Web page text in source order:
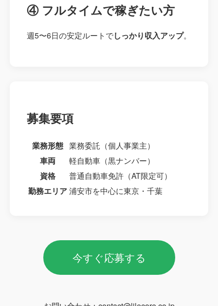
④ フルタイムで稼ぎたい方
週5〜6日の安定ルートでしっかり収入アップ。
募集要項
業務形態 業務委託（個人事業主）
車両
軽自動車（黒ナンバー）
資格
普通自動車免許（AT限定可）
勤務エリア浦安市を中心に東京・千葉
今すぐ応募する